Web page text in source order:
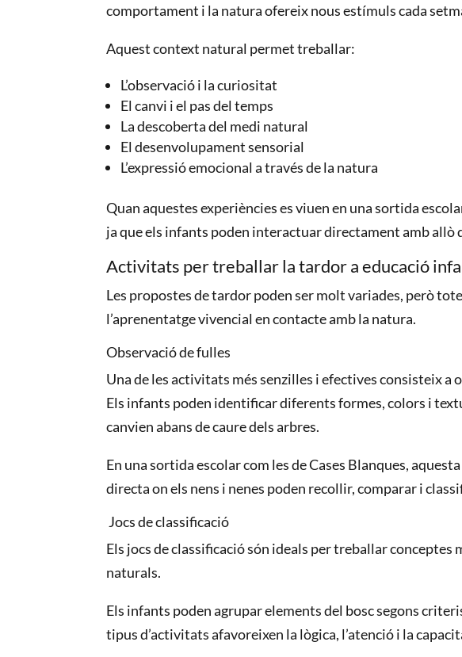
comportament i la natura ofereix nous estímuls cada
Aquest context natural permet treballar:
L’observació i la curiositat
El canvi i el pas del temps
La descoberta del medi natural
El desenvolupament sensorial
L’expressió emocional a través de la natura
Quan aquestes experiències es viuen en una sortida
ja que els infants poden interactuar directament amb allò
Activitats per treballar la tardor a educació
Les propostes de tardor poden ser molt variades, però
l’aprenentatge vivencial en contacte amb la natura.
Observació de fulles
Una de les activitats més senzilles i efectives consisteix
Els infants poden identificar diferents formes, colors i
canvien abans de caure dels arbres.
En una sortida escolar com les de Cases Blanques,
directa on els nens i nenes poden recollir, comparar i
Jocs de classificació
Els jocs de classificació són ideals per treballar
naturals.
Els infants poden agrupar elements del bosc segons
tipus d’activitats afavoreixen la lògica, l’atenció i la